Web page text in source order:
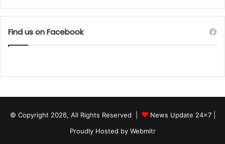
Find us on Facebook
© Copyright 2026, All Rights Reserved | News Update 24x7|
Proudly Hosted by Webmitr